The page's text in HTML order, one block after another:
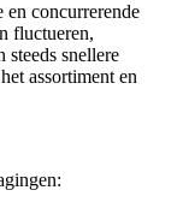
en concurrerende
fluctueren,
snellere
assortiment en